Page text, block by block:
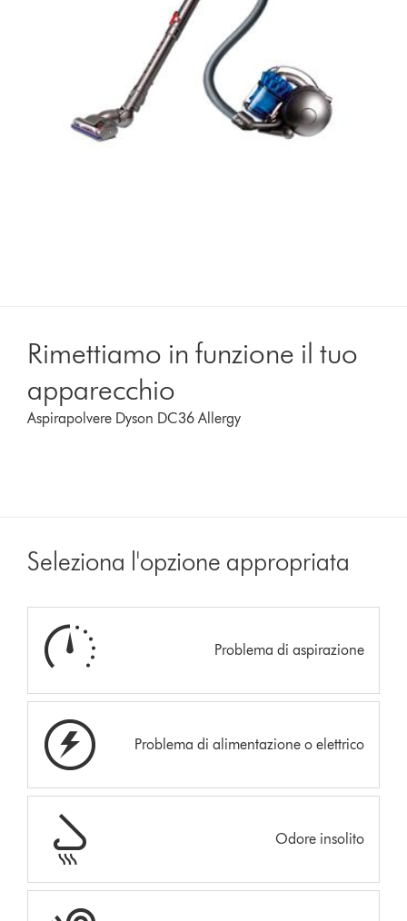
Rimettiamo in funzione il tuo
apparecchio
Aspirapolvere Dyson DC36 Allergy
Seleziona l'opzione appropriata
Problema di aspirazione
Problema di alimentazione o elettrico
Odore insolito